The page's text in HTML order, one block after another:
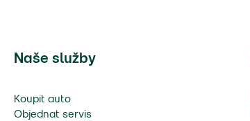
Naše služby
Koupit auto
Objednat servis